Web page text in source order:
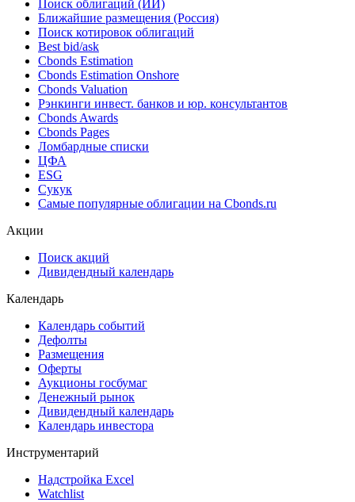
Поиск облигаций (ИИ)
Ближайшие размещения (Россия)
Поиск котировок облигаций
Best bid/ask
Cbonds Estimation
Cbonds Estimation Onshore
Cbonds Valuation
Рэнкинги инвест. банков и юр. консультантов
Cbonds Awards
Cbonds Pages
Ломбардные списки
ЦФА
ESG
Сукук
Самые популярные облигации на Cbonds.ru
Акции
Поиск акций
Дивидендный календарь
Календарь
Календарь событий
Дефолты
Размещения
Оферты
Аукционы госбумаг
Денежный рынок
Дивидендный календарь
Календарь инвестора
Инструментарий
Надстройка Excel
Watchlist